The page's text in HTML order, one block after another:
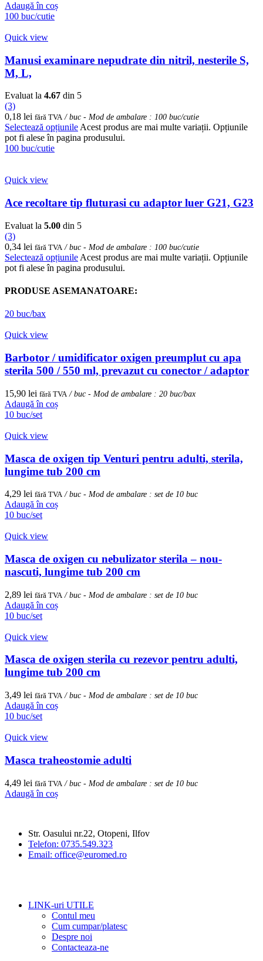
Adaugă în coș
100 buc/cutie
Quick view
Manusi examinare nepudrate din nitril, nesterile S,
M, L,
Evaluat la 4.67 din 5
(3)
0,18 lei fără TVA/ buc - Mod de ambalare : 100 buc/cutie
Selectează opțiunileAcest produs are mai multe variații. Opțiunile
pot fi alese în pagina produsului.
100 buc/cutie
Quick view
Ace recoltare tip fluturasi cu adaptor luer G21, G23
Evaluat la 5.00 din 5
(3)
0,34 lei fără TVA / buc - Mod de ambalare : 100 buc/cutie
Selectează opțiunile Acest produs are mai multe variații. Opțiunile
pot fi alese în pagina produsului.
PRODUSE ASEMANATOARE:
20 buc/bax
Quick view
Barbotor / umidificator oxigen preumplut cu apa
sterila 500 / 550 ml, prevazut cu conector / adaptor
15,90 lei fără TVA / buc - Mod de ambalare : 20 buc/bax
Adaugă în coș
10 buc/set
Quick view
Masca de oxigen tip Venturi pentru adulti, sterila,
lungime tub 200 cm
4,29 lei fără TVA/ buc - Mod de ambalare : set de 10 buc
Adaugă în coș
10 buc/set
Quick view
Masca de oxigen cu nebulizator sterila – nou-
nascuti, lungime tub 200 cm
2,89 lei fără TVA / buc - Mod de ambalare : set de 10 buc
Adaugă în coș
10 buc/set
Quick view
Masca de oxigen sterila cu rezevor pentru adulti,
lungime tub 200 cm
3,49 lei fără TVA/ buc - Mod de ambalare : set de 10 buc
Adaugă în coș
10 buc/set
Quick view
Masca traheostomie adulti
4,49 lei fără TVA / buc - Mod de ambalare : set de 10 buc
Adaugă în coș
Str. Oasului nr.22, Otopeni, Ilfov
Telefon: 0735.549.323
Email: office@euromed.ro
LINK-uri UTILE
Contul meu
Cum cumpar/platesc
Despre noi
Contacteaza-ne